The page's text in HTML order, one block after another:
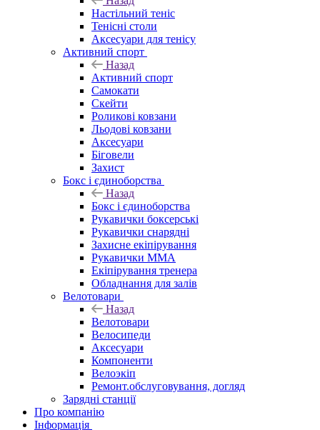
Настільний теніс
Тенісні столи
Аксесуари для тенісу
Активний спорт
Назад
Активний спорт
Самокати
Скейти
Роликові ковзани
Льодові ковзани
Аксесуари
Біговели
Захист
Бокс і єдиноборства
Назад
Бокс і єдиноборства
Рукавички боксерські
Рукавички снарядні
Захисне екіпірування
Рукавички ММА
Екіпірування тренера
Обладнання для залів
Велотовари
Назад
Велотовари
Велосипеди
Аксесуари
Компоненти
Велоэкіп
Ремонт.обслуговування, догляд
Зарядні станції
Про компанію
Інформація